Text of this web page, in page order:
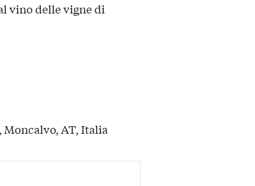
vino delle vigne di
Moncalvo, AT, Italia